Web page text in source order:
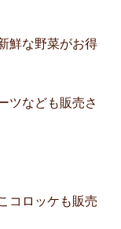
鮮な野菜がお得
ツなども販売さ
コロッケも販売